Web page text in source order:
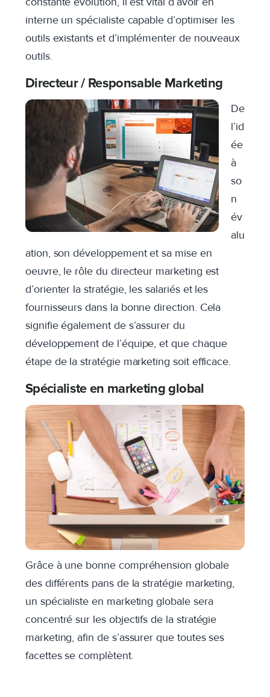
interne un spécialiste capable d’optimiser les
outils existants et d’implémenter de nouveaux
outils.
Directeur / Responsable Marketing
De
l’id
ée
à
so
n
év
alu
ation, son développement et sa mise en
oeuvre, le rôle du directeur marketing est
d’orienter la stratégie, les salariés et les
fournisseurs dans la bonne direction. Cela
signifie également de s’assurer du
développement de l’équipe, et que chaque
étape de la stratégie marketing soit efficace.
Spécialiste en marketing global
Grâce à une bonne compréhension globale
des différents pans de la stratégie marketing,
un spécialiste en marketing globale sera
concentré sur les objectifs de la stratégie
marketing, afin de s’assurer que toutes ses
facettes se complètent.